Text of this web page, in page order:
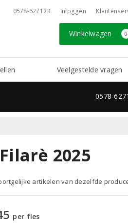
0578-627123 Inloggen
Winkelwagen 0
Veelgestelde vragen
0578-
2025
artikelen van dezelfde
per fles